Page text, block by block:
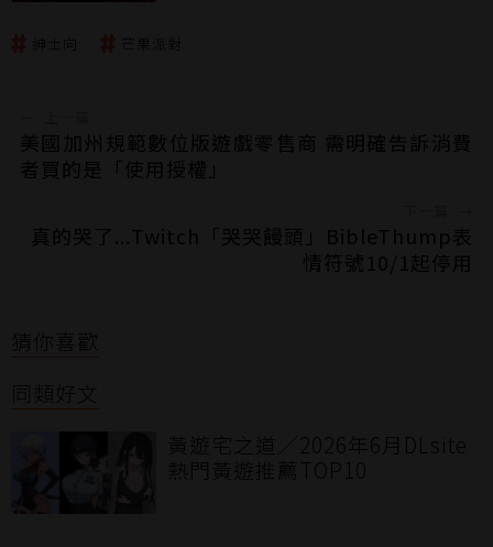
紳士向 芒果派對
美國加州規範數位版遊戲零售商 需明確告訴消費
者買的是「使用授權」
真的哭了...Twitch「哭哭饅頭」BibleThump表
情符號10/1起停用
猜你喜歡
同類好文
黃遊宅之道／2026年6月DLsite
熱門黃遊推薦TOP10